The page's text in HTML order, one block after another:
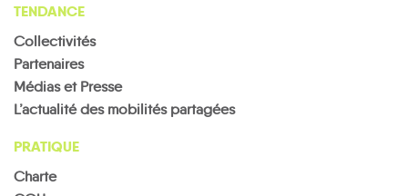
TENDANCE
Collectivités
Partenaires
Médias et Presse
L’actualité des mobilités partagées
PRATIQUE
Charte